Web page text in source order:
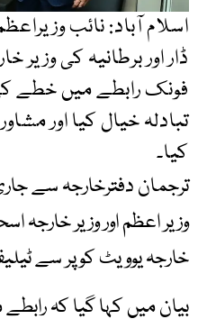
اسلام آباد: نائب
ڈار اور برطانیہ کی وزیر
فونک رابطے میں خطے
تبادلہ خیال کیا اور
کیا۔
ترجمان دفترخارجہ سے
وزیر اعظم اور وزیر خارجہ
خارجہ یوویٹ کوپر سے
بیان میں کہا گیا کہ